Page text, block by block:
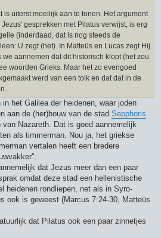
is uiterst moeilijk aan te tonen. Het argument
gesprekken met Pilatus verwijst, is erg
(inderdaad, dat is nog steeds de
U zegt (het). In Matteüs en Lucas zegt Hij
we aannemen dat dit historisch klopt (het zou
woorden Grieks. Maar het zo evengoed
werd van een tolk en dat dat in de
het Galilea der heidenen, waar joden
aan de (her)bouw van de stad Sepphoris
Nazareth. Dat is goed aannemelijk
als timmerman. Nou ja, het griekse
vertalen heeft een bredere
dat Jezus meer dan een paar
omdat deze stad een hellenistische
heidenen rondliepen, net als in Syro-
ook is geweest (Marcus 7:24-30, Matteüs
dat Pilatus ook een paar zinnetjes